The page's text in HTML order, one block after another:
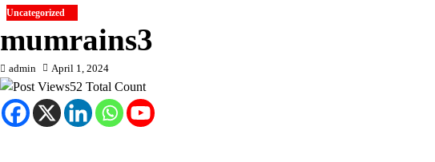
Uncategorized
mumrains3
admin April 1, 2024
52 Total Count